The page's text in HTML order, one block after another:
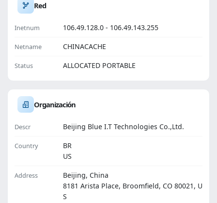
Red
Inetnum 106.49.128.0 - 106.49.143.255
Netname CHINACACHE
Status ALLOCATED PORTABLE
Organización
Descr Beijing Blue I.T Technologies Co.,Ltd.
Country
BR
US
Address
Beijing, China
8181 Arista Place, Broomfield, CO 80021, U
S